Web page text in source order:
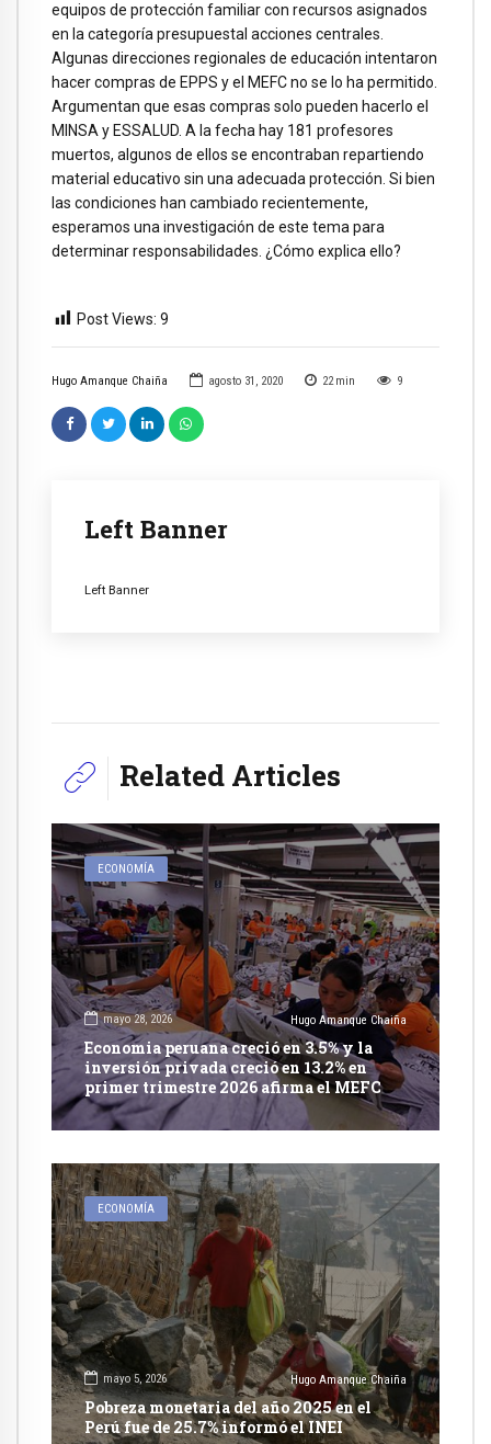
Hugo Amanque Chaiña agosto 31, 2020 22 min 9
Left Banner
Left Banner
equipos de protección familiar con recursos asignados
en la categoría presupuestal acciones centrales.
Algunas direcciones regionales de educación intentaron
hacer compras de EPPS y el MEFC no se lo ha permitido.
Argumentan que esas compras solo pueden hacerlo el
MINSA y ESSALUD. A la fecha hay 181 profesores
muertos, algunos de ellos se encontraban repartiendo
material educativo sin una adecuada protección. Si bien
las condiciones han cambiado recientemente,
esperamos una investigación de este tema para
determinar responsabilidades. ¿Cómo explica ello?
Post Views: 9
Related Articles
ECONOMÍA
mayo 28, 2026 Hugo Amanque Chaiña
Economia peruana creció en 3.5% y la
inversión privada creció en 13.2% en
primer trimestre 2026 afirma el MEFC
ECONOMÍA
mayo 5, 2026 Hugo Amanque Chaiña
Pobreza monetaria del año 2025 en el
Perú fue de 25.7% informó el INEI